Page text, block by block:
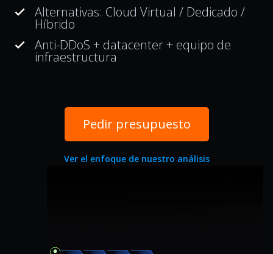
done Alternativas: Cloud Virtual / Dedicado /
Híbrido
done Anti-DDoS + datacenter + equipo de
infraestructura
Pedir presupuesto
Ver el enfoque de nuestro análisis